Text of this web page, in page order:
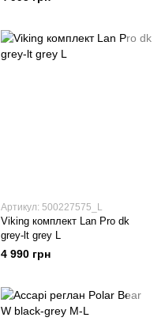
Артикул: 500227575_L
Viking комплект Lan Pro dk
grey-lt grey L
4 990 грн